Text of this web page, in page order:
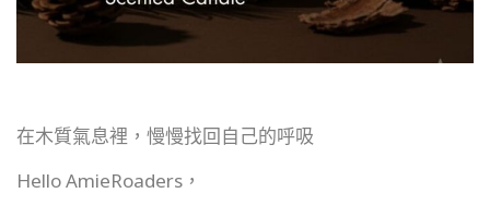
在木質氣息裡，慢慢找回自己的呼吸
Hello AmieRoaders，